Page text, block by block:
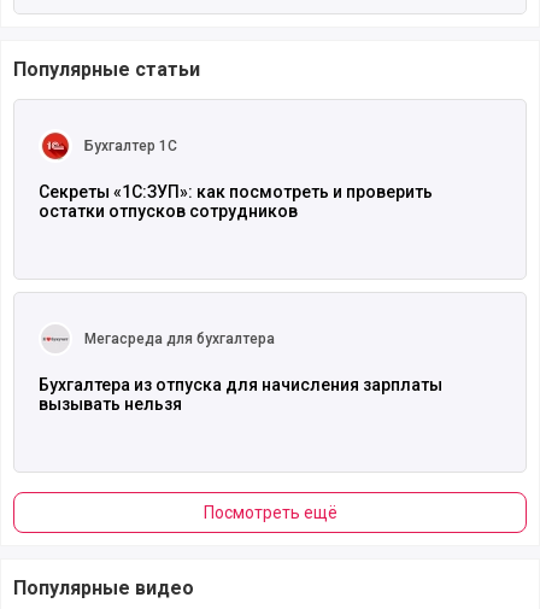
Популярные статьи
Бухгалтер 1С
Секреты «1С:ЗУП»: как посмотреть и проверить
остатки отпусков сотрудников
Мегасреда для бухгалтера
Бухгалтера из отпуска для начисления зарплаты
вызывать нельзя
Посмотреть ещё
Популярные видео